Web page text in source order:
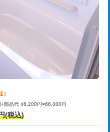
33,000円
8,800円
修
業）
・修
）
22,000円
・修
業）
33,000円
部品代 46,200円=66,000円
(税込)